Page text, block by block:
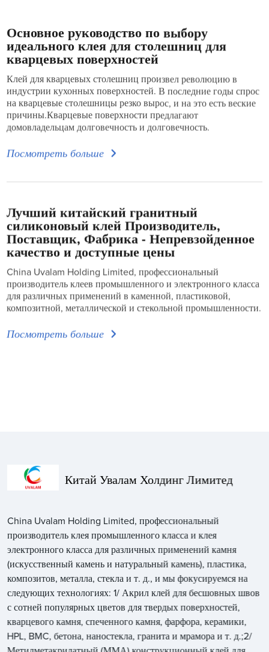
Основное руководство по выбору
идеального клея для столешниц для
кварцевых поверхностей
Клей для кварцевых столешниц произвел революцию в
индустрии кухонных поверхностей. В последние годы спрос
на кварцевые столешницы резко вырос, и на это есть веские
причины.Кварцевые поверхности предлагают
домовладельцам долговечность и долговечность.
Посмотреть больше
Лучший китайский гранитный
силиконовый клей Производитель,
Поставщик, Фабрика - Непревзойденное
качество и доступные цены
China Uvalam Holding Limited, профессиональный
производитель клеев промышленного и электронного класса
для различных применений в каменной, пластиковой,
композитной, металлической и стекольной промышленности.
Посмотреть больше
Китай Увалам Холдинг Лимитед
China Uvalam Holding Limited, профессиональный
производитель клея промышленного класса и клея
электронного класса для различных применений камня
(искусственный камень и натуральный камень), пластика,
композитов, металла, стекла и т. д., и мы фокусируемся на
следующих технологиях: 1/ Акрил клей для бесшовных швов
с сотней популярных цветов для твердых поверхностей,
кварцевого камня, спеченного камня, фарфора, керамики,
HPL, BMC, бетона, наностекла, гранита и мрамора и т. д.;2/